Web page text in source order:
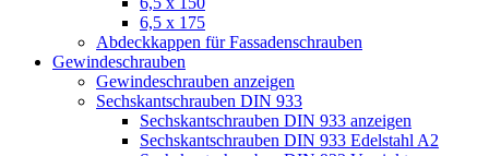
6,5 x 175
Abdeckkappen für Fassadenschrauben
Gewindeschrauben
Gewindeschrauben anzeigen
Sechskantschrauben DIN 933
Sechskantschrauben DIN 933 anzeigen
Sechskantschrauben DIN 933 Edelstahl A2